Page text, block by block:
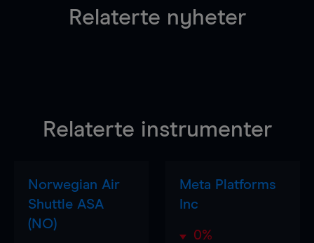
Relaterte nyheter
Relaterte instrumenter
Norwegian Air
Shuttle ASA
(NO)
Meta Platforms
Inc
0%